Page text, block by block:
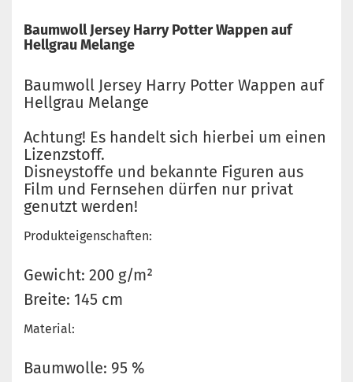
Baumwoll Jersey Harry Potter Wappen auf
Hellgrau Melange
Baumwoll Jersey Harry Potter Wappen auf
Hellgrau Melange
Achtung! Es handelt sich hierbei um einen
Lizenzstoff.
Disneystoffe und bekannte Figuren aus
Film und Fernsehen dürfen nur privat
genutzt werden!
Produkteigenschaften:
Gewicht: 200 g/m²
Breite: 145 cm
Material:
Baumwolle: 95 %